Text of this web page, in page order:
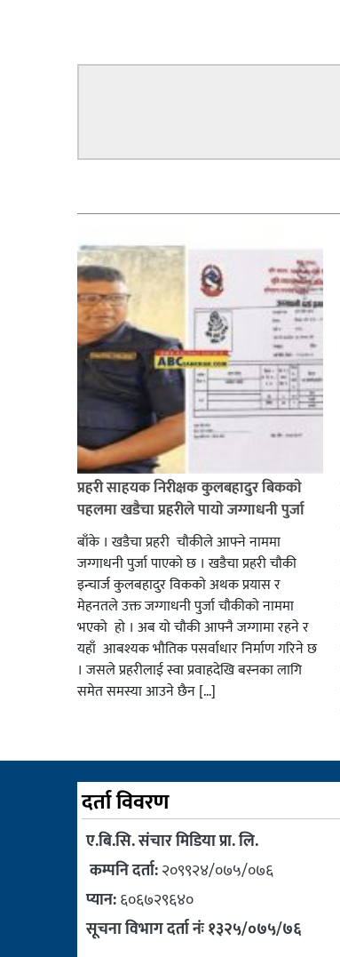
प्रहरी साहयक निरीक्षक कुलबहादुर बिककाे
पहलमा खडैचा प्रहरीले पायाे जग्गाधनी पुर्जा
बाँके । खडैचा प्रहरी चाैकीले आफ्ने नाममा
जग्गाधनी पुर्जा पाएकाे छ । खडैचा प्रहरी चाैकी
इन्चार्ज कुलबहादुर विककाे अथक प्रयास र
मेहनतले उक्त जग्गाधनी पुर्जा चाैकीकाे नाममा
भएको हाे । अब याे चाैकी आफ्नै जग्गामा रहने र
यहाँ आबश्यक भाैतिक पसर्वाधार निर्माण गरिने छ
। जसले प्रहरीलाई स्वा प्रवाहदेखि बस्नका लागि
समेत समस्या आउने छैन […]
दर्ता विवरण
ए.बि.सि. संचार मिडिया प्रा. लि.
कम्पनि दर्ता:२०९९२४/०७५/०७६
प्यान:६०६७२९६४०
सूचना विभाग दर्ता नंः १३२५/०७५/७६